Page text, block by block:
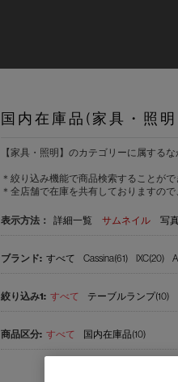
国内在庫品(家具・照明
【家具・照明】のカテゴリーに属する
＊絞り込み機能で商品検索することがで
＊全店舗で在庫を共有しておりますの
表示方法： 詳細一覧 サムネイル 写
すべて Cassina(61) IXC(20)
すべて テーブルランプ(10)
すべて 国内在庫品(10)